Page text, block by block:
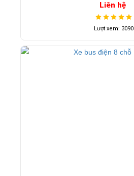
Liên hệ
Lượt xem: 3090